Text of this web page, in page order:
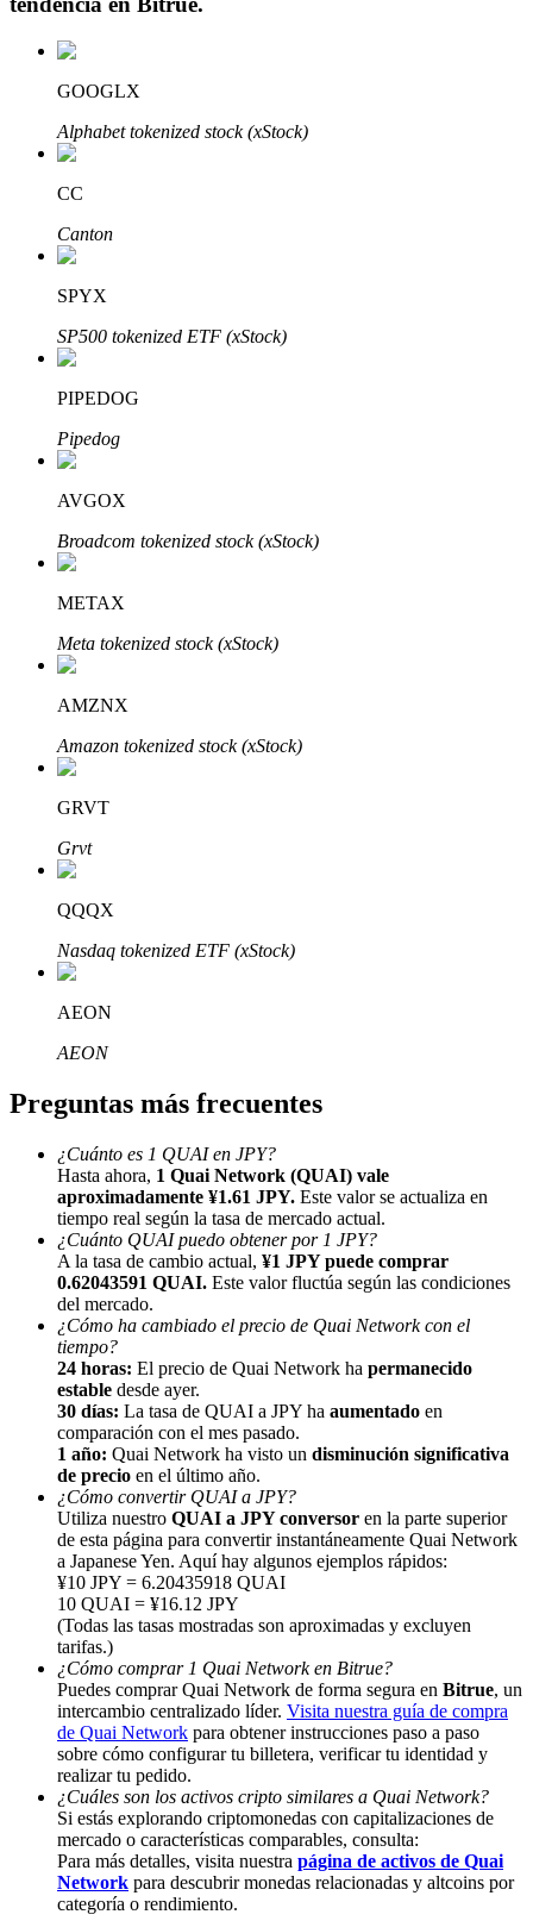
Inversión automática
Obtenga más información sobre cómo obtener ingresos pasivos
Bitrue
Bitrue Partners
Afiliados de Bitrue
¡Hasta un 65% de comisiones!
Referencia
Invita a un amigo para recibir recompensas en efectivo
BTC Welcome Rewards
BTC Welcome Rewards
Deposit & Trade BTC to Share 25000 USDT prize pool!
Deposit CASHCAT & Win
Share 500000 CASHCAT prize pool
Exclusive for BitMart Users
Register & Trade to Win 500,000 USDT
GOOGLX
Alphabet tokenized stock (xStock)
CC
Canton
SPYX
SP500 tokenized ETF (xStock)
PIPEDOG
Pipedog
AVGOX
Broadcom tokenized stock (xStock)
METAX
Meta tokenized stock (xStock)
AMZNX
Amazon tokenized stock (xStock)
GRVT
Grvt
QQQX
Nasdaq tokenized ETF (xStock)
AEON
AEON
Preguntas más frecuentes
¿Cuánto es 1 QUAI en JPY?
Hasta ahora, 1 Quai Network (QUAI) vale
aproximadamente ¥1.61 JPY. Este valor se actualiza en
tiempo real según la tasa de mercado actual.
¿Cuánto QUAI puedo obtener por 1 JPY?
A la tasa de cambio actual, ¥1 JPY puede comprar
0.62043591 QUAI. Este valor fluctúa según las condiciones
del mercado.
¿Cómo ha cambiado el precio de Quai Network con el
tiempo?
24 horas: El precio de Quai Network ha permanecido
estable desde ayer.
30 días: La tasa de QUAI a JPY ha aumentado en
comparación con el mes pasado.
1 año: Quai Network ha visto un disminución significativa
de precio en el último año.
¿Cómo convertir QUAI a JPY?
Utiliza nuestro QUAI a JPY conversor en la parte superior
de esta página para convertir instantáneamente Quai Network
a Japanese Yen. Aquí hay algunos ejemplos rápidos:
¥10 JPY = 6.20435918 QUAI
10 QUAI = ¥16.12 JPY
(Todas las tasas mostradas son aproximadas y excluyen
tarifas.)
¿Cómo comprar 1 Quai Network en Bitrue?
Puedes comprar Quai Network de forma segura en Bitrue, un
intercambio centralizado líder. Visita nuestra guía de compra
de Quai Network para obtener instrucciones paso a paso
sobre cómo configurar tu billetera, verificar tu identidad y
realizar tu pedido.
¿Cuáles son los activos cripto similares a Quai Network?
Si estás explorando criptomonedas con capitalizaciones de
mercado o características comparables, consulta:
Para más detalles, visita nuestra página de activos de Quai
Network para descubrir monedas relacionadas y altcoins por
categoría o rendimiento.